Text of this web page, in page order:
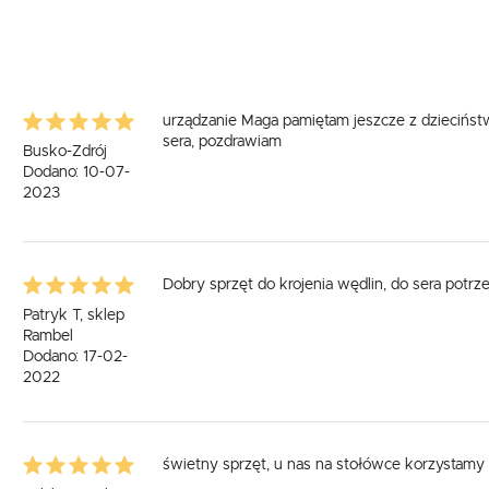
Busko-Zdrój
Dodano: 10-07-
2023
urządzanie Maga pamiętam jeszcze z
sera, pozdrawiam
Patryk T, sklep
Rambel
Dodano: 17-02-
2022
Dobry sprzęt do krojenia wędlin, do sera
świetny sprzęt, u nas na stołówce korzystamy